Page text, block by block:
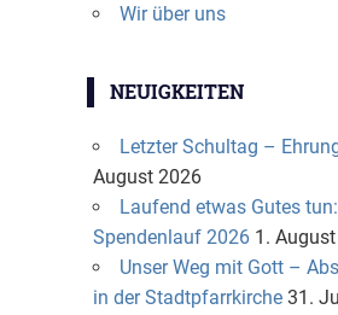
Wir über uns
NEUIGKEITEN
Letzter Schultag –
August 2026
Laufend etwas Gutes
Spendenlauf 2026 1.
Unser Weg mit Gott –
in der Stadtpfarrkirche 31.